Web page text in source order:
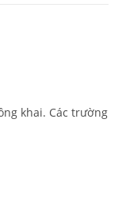
khai. Các trường